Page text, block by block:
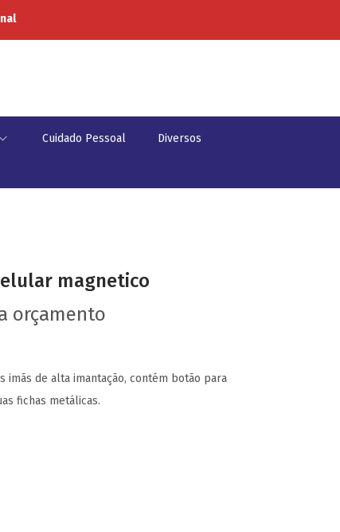
Cuidado Pessoal Diversos
magnetico
orçamento
imãs de alta imantação, contém botão para
fichas metálicas.